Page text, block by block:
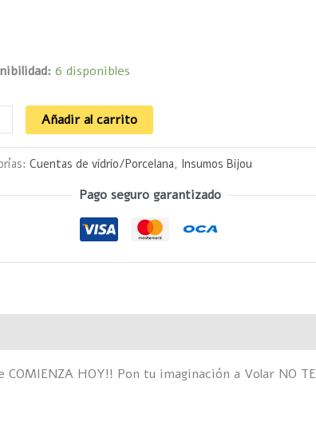
6 disponibles
Añadir al carrito
Cuentas de vidrio/Porcelana, Insumos Bijou
Pago seguro garantizado
HOY!! Pon tu imaginación a Volar NO TE